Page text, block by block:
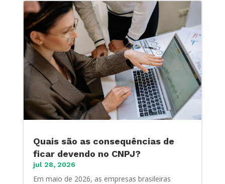
Quais são as consequências de
ficar devendo no CNPJ?
jul 28, 2026
Em maio de 2026, as empresas brasileiras